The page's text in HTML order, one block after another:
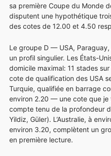
sa première Coupe du Monde
disputent une hypothétique
des cotes de 12.00 et 4.50
Le groupe D — USA,
un profil singulier. Les États-
domicile maximal: 11 stades
cote de qualification des USA
Turquie, qualifiée en barrage
environ 2.20 — une cote que je
compte tenu de la profondeur
Yildiz, Güler). L’Australie, à
environ 3.20, complètent un
en première lecture.